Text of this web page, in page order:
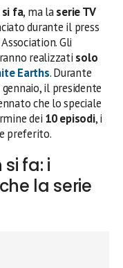
fa, ma laserie TV
durante il press
Gli
realizzati solo
Earths. Durante
il presidente
che lo speciale
dei 10 episodi, i
preferito.
fa: i
la serie